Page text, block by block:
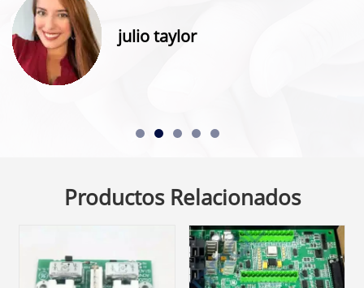
julio taylor
Productos Relacionados